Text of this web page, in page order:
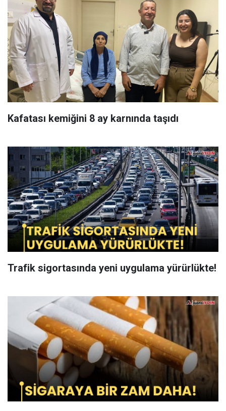
Kafatası kemiğini 8 ay karnında taşıdı
Trafik sigortasında yeni uygulama yürürlükte!